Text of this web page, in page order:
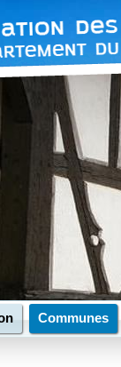
Communes